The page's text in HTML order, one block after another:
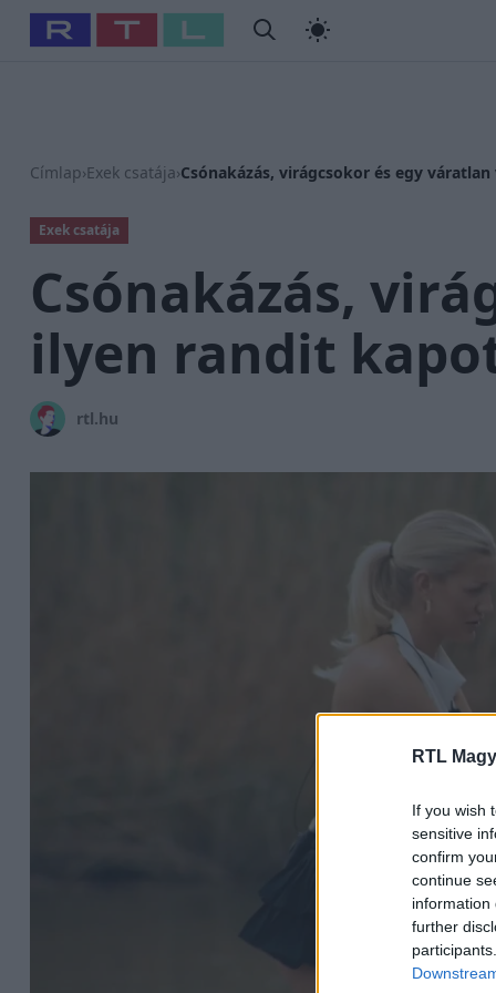
RTL
If you wish
sensitive
confirm
continue
information
further
Babits Marcella #Szellő István #Most Wanted
Címlap›Exek csatája›Csónakázás, virágcsokor és egy
Exek csatája
Csónakázás,
ilyen randit
rtl.hu